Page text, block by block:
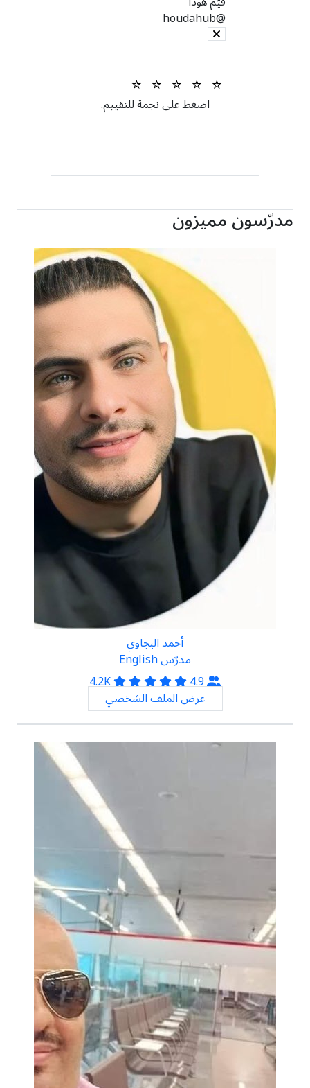
@houdahub
☆
☆
☆
☆
☆
اضغط على نجمة للتقييم.
مدرّسون مميزون
أحمد البجاوي
مدرّس English
4.2K
4.9
عرض الملف الشخصي